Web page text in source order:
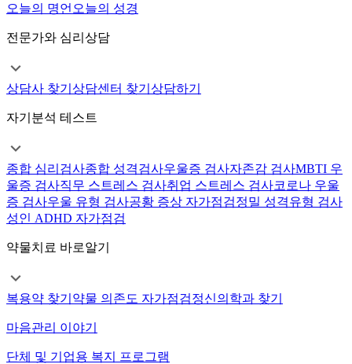
오늘의 명언 오늘의 성경
전문가와 심리상담
상담사 찾기 상담센터 찾기 상담하기
자기분석 테스트
종합 심리검사종합 성격검사우울증 검사자존감 검사MBTI 우
울증 검사직무 스트레스 검사취업 스트레스 검사코로나 우울
증 검사우울 유형 검사공황 증상 자가점검정밀 성격유형 검사
성인 ADHD 자가점검
약물치료 바로알기
복용약 찾기 약물 의존도 자가점검정신의학과 찾기
마음관리 이야기
단체 및 기업용 복지 프로그램